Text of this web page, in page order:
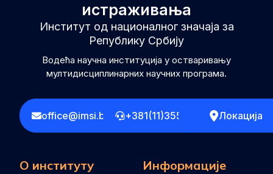
истраживања
Институт од националног значаја за
Републику Србију
Водећа научна институција у остваривању
мултидисциплинарних научних програма.
office@imsi.bg.ac.rs+381(11)3555258 Локација
О институту Информације